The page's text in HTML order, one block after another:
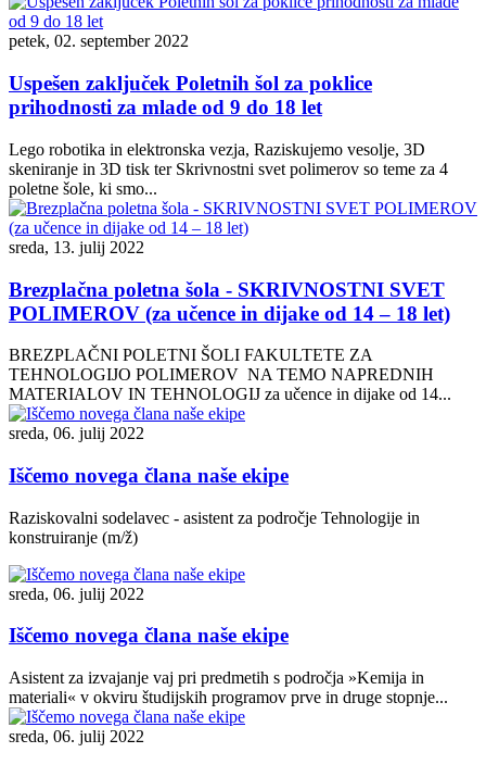
petek, 02. september 2022
Uspešen zaključek Poletnih šol za poklice
prihodnosti za mlade od 9 do 18 let
Lego robotika in elektronska vezja, Raziskujemo vesolje, 3D
skeniranje in 3D tisk ter Skrivnostni svet polimerov so teme za 4
poletne šole, ki smo...
sreda, 13. julij 2022
Brezplačna poletna šola - SKRIVNOSTNI SVET
POLIMEROV (za učence in dijake od 14 – 18 let)
BREZPLAČNI POLETNI ŠOLI FAKULTETE ZA
TEHNOLOGIJO POLIMEROV NA TEMO NAPREDNIH
MATERIALOV IN TEHNOLOGIJ za učence in dijake od 14...
sreda, 06. julij 2022
Iščemo novega člana naše ekipe
Raziskovalni sodelavec - asistent za področje Tehnologije in
konstruiranje (m/ž)
sreda, 06. julij 2022
Iščemo novega člana naše ekipe
Asistent za izvajanje vaj pri predmetih s področja »Kemija in
materiali« v okviru študijskih programov prve in druge stopnje...
sreda, 06. julij 2022